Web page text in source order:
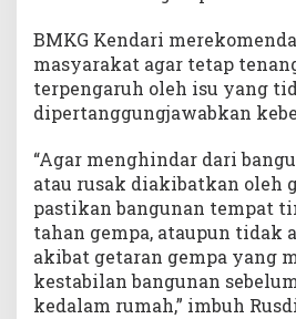
BMKG Kendari
masyarakat agar tetap
terpengaruh oleh isu yang
dipertanggungjawabkan
“Agar menghindar dari
atau rusak diakibatkan oleh
pastikan bangunan tempat
tahan gempa, ataupun tidak
akibat getaran gempa yang
kestabilan bangunan
kedalam rumah,” imbuh